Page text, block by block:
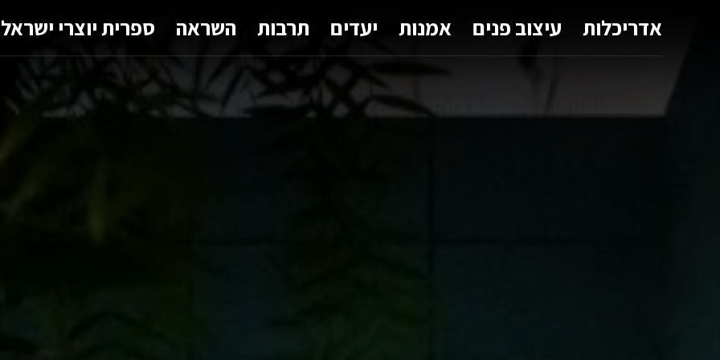
אדריכלות עיצוב פנים אמנות יעדים תרבות השראה ספרית יוצרי ישראל